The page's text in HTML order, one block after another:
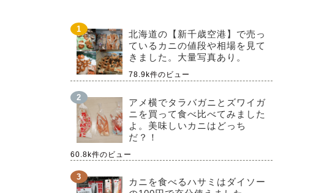
北海道の【新千歳空港】で売っ
ているカニの値段や相場を見て
きました。大量写真あり。
78.9k件のビュー
アメ横でタラバガニとズワイガ
ニを買って食べ比べてみました
よ。美味しいカニはどっち
だ？！
60.8k件のビュー
カニを食べるハサミはダイソー